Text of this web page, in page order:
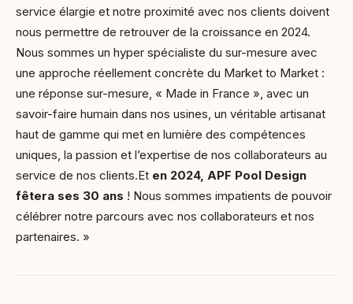
service élargie et notre proximité avec nos clients doivent
nous permettre de retrouver de la croissance en 2024.
Nous sommes un hyper spécialiste du sur-mesure avec
une approche réellement concrète du Market to Market :
une réponse sur-mesure, « Made in France », avec un
savoir-faire humain dans nos usines, un véritable artisanat
haut de gamme qui met en lumière des compétences
uniques, la passion et l’expertise de nos collaborateurs au
service de nos clients.Et en 2024, APF Pool Design
fêtera ses 30 ans ! Nous sommes impatients de pouvoir
célébrer notre parcours avec nos collaborateurs et nos
partenaires. »